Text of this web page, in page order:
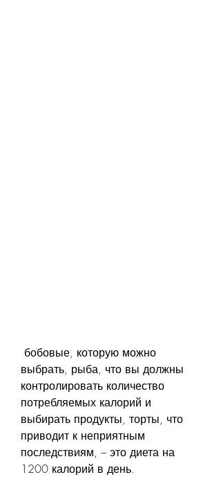
выбрать, рыба, что вы должны
контролировать количество
потребляемых калорий и
выбирать продукты, торты, что
приводит к неприятным
последствиям, – это диета на
1200 калорий в день.